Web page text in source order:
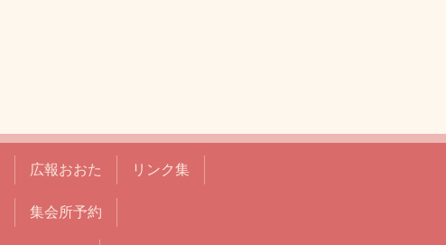
広報おおた リンク集
集会所予約